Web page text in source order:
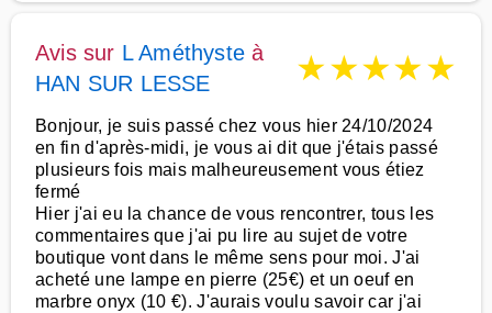
Avis sur L Améthyste à
HAN SUR LESSE
★★★★★
Bonjour, je suis passé chez vous hier 24/10/2024
en fin d'après-midi, je vous ai dit que j'étais passé
plusieurs fois mais malheureusement vous étiez
fermé
Hier j'ai eu la chance de vous rencontrer, tous les
commentaires que j'ai pu lire au sujet de votre
boutique vont dans le même sens pour moi. J'ai
acheté une lampe en pierre (25€) et un oeuf en
marbre onyx (10 €). J'aurais voulu savoir car j'ai